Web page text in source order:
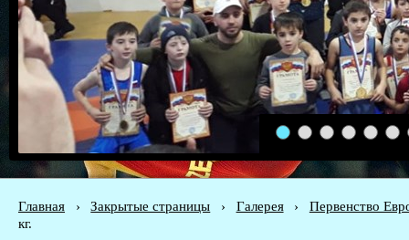
1 2 3 4 5 6
Главная › Закрытые страницы › Галерея ›
Первенство
кг.